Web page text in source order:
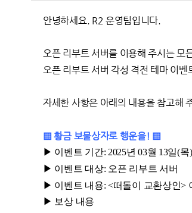
안녕하세요. R2 운영팀입니다.
오픈 리부트 서버를 이용해 주시는 모
오픈 리부트 서버 각성 격전 테마 이
자세한 사항은 아래의 내용을 참고해
▒ 황금보물상자로 행운을! ▒
▶ 이벤트 기간: 2025년 03월 13일(
▶ 이벤트 대상: 오픈 리부트 서버
▶ 이벤트 내용: <떠돌이 교환상인>
▶ 보상 내용